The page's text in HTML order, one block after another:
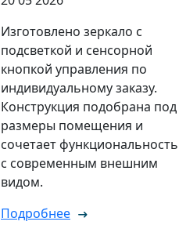
Изготовлено зеркало с
подсветкой и сенсорной
кнопкой управления по
индивидуальному заказу.
Конструкция подобрана под
размеры помещения и
сочетает функциональность
с современным внешним
видом.
Подробнее